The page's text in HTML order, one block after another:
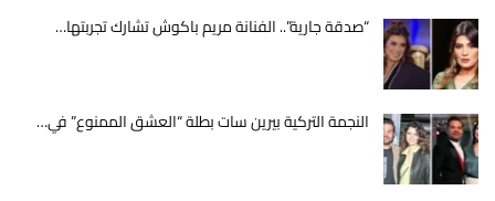
“صدقة جارية”.. الفنانة مريم باكوش تشارك تجربتها…
النجمة التركية بيرين سات بطلة “العشق الممنوع” في…